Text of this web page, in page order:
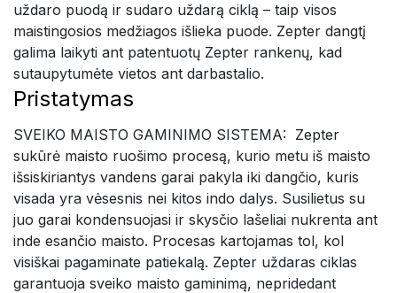
uždaro puodą ir sudaro uždarą ciklą – taip visos
maistingosios medžiagos išlieka puode. Zepter dangtį
galima laikyti ant patentuotų Zepter rankenų, kad
sutaupytumėte vietos ant darbastalio.
Pristatymas
SVEIKO MAISTO GAMINIMO SISTEMA: Zepter
sukūrė maisto ruošimo procesą, kurio metu iš maisto
išsiskiriantys vandens garai pakyla iki dangčio, kuris
visada yra vėsesnis nei kitos indo dalys. Susilietus su
juo garai kondensuojasi ir skysčio lašeliai nukrenta ant
inde esančio maisto. Procesas kartojamas tol, kol
visiškai pagaminate patiekalą. Zepter uždaras ciklas
garantuoja sveiko maisto gaminimą, nepridedant